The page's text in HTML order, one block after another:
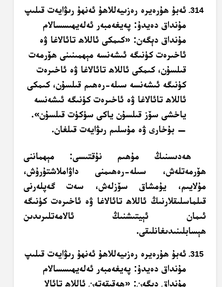
ئەبۇ ھۇرەيرە رەزىيەللاھۇ ئەنھۇ رىۋايەت قىلىپ
مۇنداق دەيدۇ: پەيغەمبەر ئەلەيھىسسالام
مۇنداق دېگەن: «كىمكى ئاللاھ تائالاغا ۋە
ئاخىرەت كۈنىگە ئىشەنسە مېھمىنىنى ھۆرمەت
قىلسۇن، كىمكى ئاللاھ تائالاغا ۋە ئاخىرەت
كۈنىگە ئىشەنسە سىلە-رەھىم قىلسۇن، كىمكى
ئاللاھ تائالاغا ۋە ئاخىرەت كۈنىگە ئىشەنسە
ياخشى سۆز قىلسۇن ياكى سۈكۈت قىلسۇن».
— بۇخارى ۋە مۇسلىم رىۋايەت قىلغان.
ھەدىسنىڭ مۇھىم نۇقتىسى: مېھماننى
ھۆرمەتلەش، سىلە-رەھىمنى داۋاملاشتۇرۇش،
مۇلايىم، يۇمشاق سۆزلەش، سەت گەپلەرنى
قىلماسلىقلارنىڭ ئاللاھ تائالاغا ۋە ئاخىرەت كۈنىگە
ئىمان ئېيتىشنىڭ ئالامەتلىرىدىن
ھېسابلىنىدىغانلىقى.
ئەبۇ ھۇرەيرە رەزىيەللاھۇ ئەنھۇ رىۋايەت قىلىپ
مۇنداق دەيدۇ: پەيغەمبەر ئەلەيھىسسالام
مۇنداق دېگەن: «ھەقىقەتەن ئاللاھ تائالا